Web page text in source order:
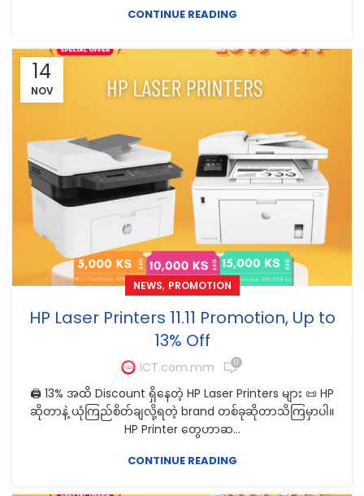
CONTINUE READING
14
NOV
NEWS, PROMOTION
HP Laser Printers 11.11 Promotion, Up to
13% Off
ICT.com.mm 0
🖨️ 13% အထိ Discount ရှိနေတဲ့ HP Laser Printers များ 📜 HP
ဆိုတာနဲ့ ယုံကြည်စိတ်ချလို့ရတဲ့ brand တစ်ခုဆိုတာသိကြမှာပါ။
HP Printer တွေဟာဆ...
CONTINUE READING